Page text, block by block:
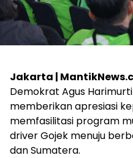
Jakarta | MantikNews.
Demokrat Agus Harimurti
memberikanapresiasi
memfasilitasi program
driverGojek menuju
danSumatera.